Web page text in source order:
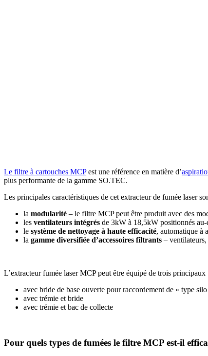
Le filtre à cartouches MCPest une référence en matière d’
plus performante de la gamme SO.TEC.
Les principales caractéristiques de cet extracteur de fumée laser
la modularité – le filtre MCP peut être produit avec des
les ventilateurs intégrés de 3kW à 18,5kW positionnés au-
le système de nettoyage à haute efficacité, automatique à
la gamme diversifiée d’accessoires filtrants – ventilateurs,
L’extracteur fumée laser MCP peut être équipé de trois principaux
avec bride de base ouverte pour raccordement de « type
avec trémie et bride
avec trémie et bac de collecte
Pour quels types de fumées le filtre MCP est-il